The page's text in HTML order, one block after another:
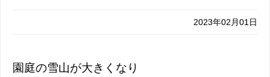
2023年02月01日
園庭の雪山が大きくなり